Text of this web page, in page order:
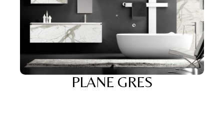
PLANE GRES